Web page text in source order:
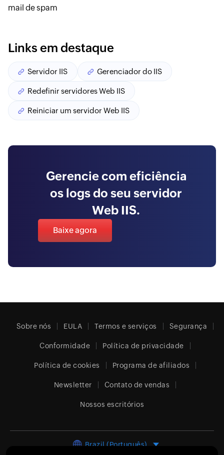
mail de spam
Links em destaque
Servidor IIS Gerenciador do IIS
Redefinir servidores Web IIS
Reiniciar um servidor Web IIS
Gerencie com eficiência
os logs do seu servidor
Web IIS.
Baixe agora
Sobre nós EULA Termos e serviços Segurança
Conformidade Política de privacidade
Política de cookies Programa de afiliados
Newsletter Contato de vendas
Nossos escritórios
Brazil (Português)